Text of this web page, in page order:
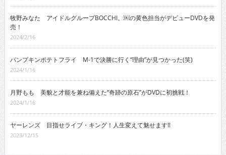
牧野みなた アイドルグループBOCCHI。￼の黄色担当がデビューDVDを発
売！
2024/2/16
パンプキンポテトフライ M-1で決勝に行く“理由”が見つかった(笑)
2024/1/16
月野もも 美貌と才能を兼ね備えた“奇跡の原石”がDVDに初挑戦！
2024/1/16
ヤーレンズ 目指せライブ・キング！人生変えて魅せます!!
2023/12/15